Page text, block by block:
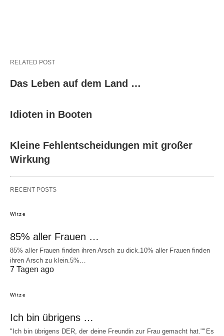
RELATED POST
Das Leben auf dem Land …
Idioten in Booten
Kleine Fehlentscheidungen mit großer
Wirkung
RECENT POSTS
Witze
85% aller Frauen …
85% aller Frauen finden ihren Arsch zu dick.10% aller Frauen finden
ihren Arsch zu klein.5%…
7 Tagen ago
Witze
Ich bin übrigens …
"Ich bin übrigens DER, der deine Freundin zur Frau gemacht hat.""Es